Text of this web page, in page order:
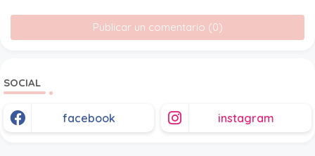
Publicar un comentario (0)
SOCIAL
facebook instagram